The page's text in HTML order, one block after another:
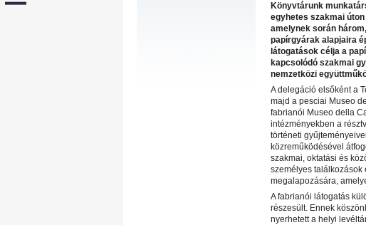
Könyvtárunk
egyhetes szakmai
amelynek során
papírgyárak alapjaira
látogatások célja a
kapcsolódó szakmai
nemzetközi
A delegáció elsőként a
majd a pesciai Museo
fabrianói Museo della
intézményekben a
történeti
közreműködésével
szakmai, oktatási és
személyes találkozások
megalapozására,
A fabrianói látogatás
részesült. Ennek
nyerhetett a helyi